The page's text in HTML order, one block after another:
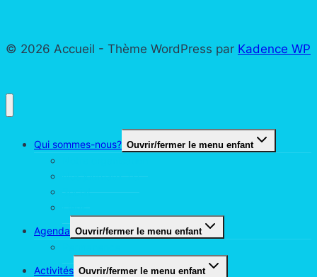
© 2026 Accueil - Thème WordPress par Kadence WP
Qui sommes-nous? Ouvrir/fermer le menu enfant
Nos journaux TU
Social
Liens
Agenda Ouvrir/fermer le menu enfant
Activités Ouvrir/fermer le menu enfant